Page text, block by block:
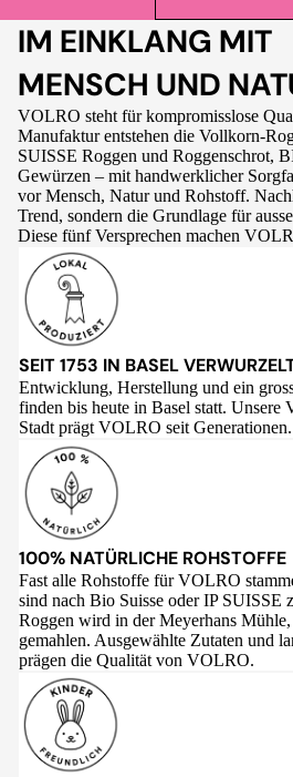
IM EINKLANG MIT
MENSCH UND
VOLRO steht für kompromisslose
Manufaktur entstehen die Vollkorn-
SUISSE Roggen und Roggenschrot,
Gewürzen – mit handwerklicher
vor Mensch, Natur und Rohstoff.
Trend, sondern die Grundlage für
Diese fünf Versprechen machen
SEIT 1753 IN BASEL
Entwicklung, Herstellung und ein
finden bis heute in Basel statt. Unsere
Stadt prägt VOLRO seit Generationen.
100% NATÜRLICHE ROHSTOFFE
Fast alle Rohstoffe für VOLRO
sind nach Bio Suisse oder IP SUISSE
Roggen wird in der Meyerhans
gemahlen. Ausgewählte Zutaten und
prägen die Qualität von VOLRO.